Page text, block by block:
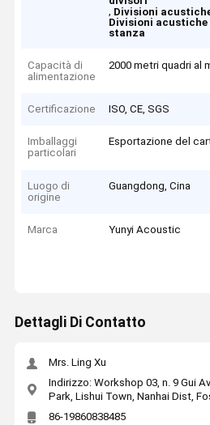
, Divisioni
Divisioni
stanza
Capacità di
alimentazione
2000 metri quadri al
Certificazione ISO, CE, SGS
Imballaggi
particolari
Esportazione del
Luogo di
origine
Guangdong, Cina
Marca Yunyi Acoustic
Dettagli Di Contatto
Mrs. Ling Xu
Indirizzo: Workshop 03, n. 9 Gui
Park, Lishui Town, Nanhai Dist,
86-19860838485